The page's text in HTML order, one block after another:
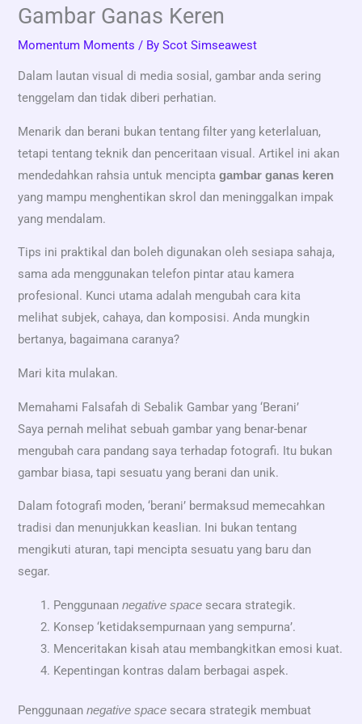
Gambar Ganas Keren
Momentum Moments / ByScot Simseawest
Dalam lautan visual di media sosial, gambar anda sering
tenggelam dan tidak diberi perhatian.
Menarik dan berani bukan tentang filter yang keterlaluan,
tetapi tentang teknik dan penceritaan visual. Artikel ini akan
mendedahkan rahsia untuk menciptagambar ganas keren
yang mampu menghentikan skrol dan meninggalkan impak
yang mendalam.
Tips ini praktikal dan boleh digunakan oleh sesiapa sahaja,
sama ada menggunakan telefon pintar atau kamera
profesional. Kunci utama adalah mengubah cara kita
melihat subjek, cahaya, dan komposisi. Anda mungkin
bertanya, bagaimana caranya?
Mari kita mulakan.
Memahami Falsafah di Sebalik Gambar yang ‘Berani’
Saya pernah melihat sebuah gambar yang benar-benar
mengubah cara pandang saya terhadap fotografi. Itu bukan
gambar biasa, tapi sesuatu yang berani dan unik.
Dalam fotografi moden, ‘berani’ bermaksud memecahkan
tradisi dan menunjukkan keaslian. Ini bukan tentang
mengikuti aturan, tapi mencipta sesuatu yang baru dan
segar.
Penggunaannegative space secara strategik.
Konsep ‘ketidaksempurnaan yang sempurna’.
Menceritakan kisah atau membangkitkan emosi kuat.
Kepentingan kontras dalam berbagai aspek.
Penggunaannegative space secara strategik membuat